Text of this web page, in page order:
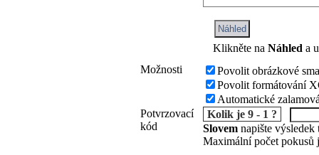
Náhled
Klikněte na Náhled a
Možnosti
Povolit obrázkové
Povolit formátování
Automatické
Potvrzovací
kód
Kolik je 9 - 1 ?
Slovem napište
Maximální počet pokusů